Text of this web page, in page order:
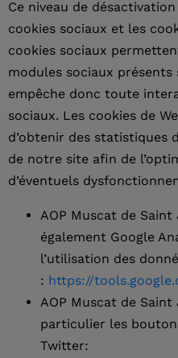
Ce niveau de
cookies sociaux et les
cookies sociaux
modules sociaux
empêche donc toute
sociaux. Les cookies de
d’obtenir des statistiques
de notre site afin de
d’éventuels
AOP Muscat de
également Google
l’utilisation des
: https://
AOP Muscat de
particulier les
Twitter: